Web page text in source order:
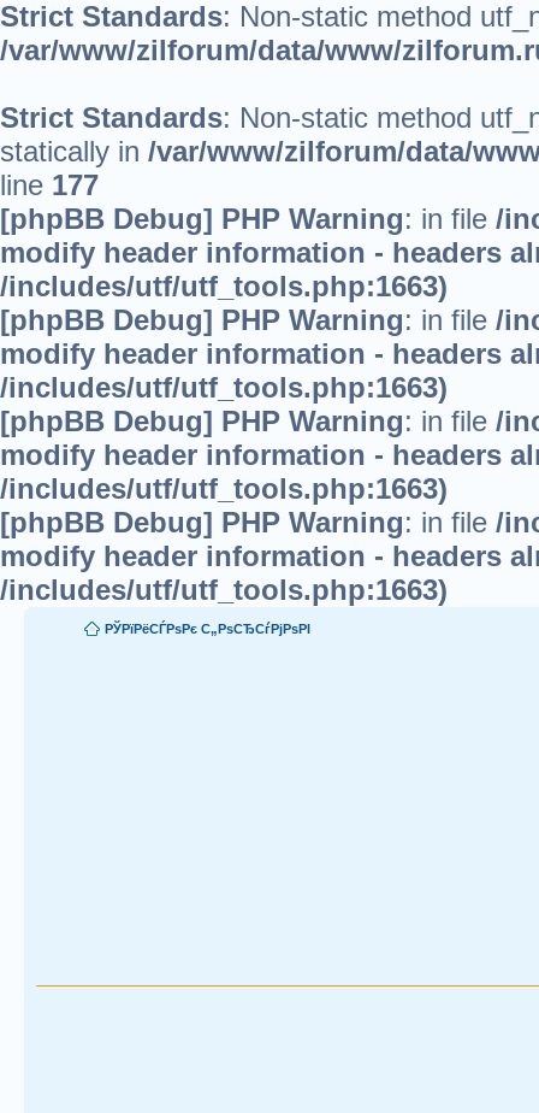
Strict Standards: Non-static method
/var/www/zilforum/data/www/
Strict Standards: Non-static method
statically in /var/www/zilforum/data/
line 177
[phpBB Debug] PHP Warning: in file /
modify header information - headers
/includes/utf/utf_tools.php:1663)
[phpBB Debug] PHP Warning: in file /
modify header information - headers
/includes/utf/utf_tools.php:1663)
[phpBB Debug] PHP Warning: in file /
modify header information - headers
/includes/utf/utf_tools.php:1663)
[phpBB Debug] PHP Warning: in file /
modify header information - headers
/includes/utf/utf_tools.php:1663)
РЎРїРёСЃРѕРє С„РѕСЂСѓРјРѕРІ